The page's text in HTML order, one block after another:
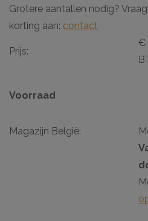
Grotere aantallen nodig?
korting aan: contact
Prijs:
€
Voorraad
Magazijn België: